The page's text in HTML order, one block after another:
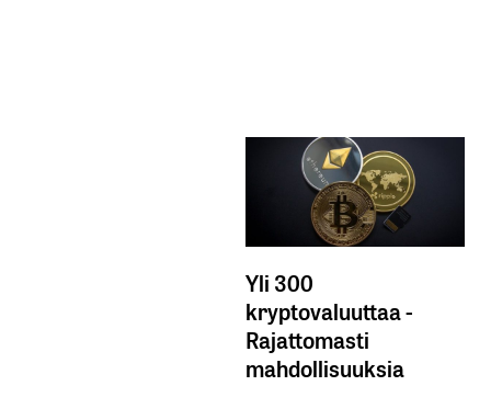
Yli 300
kryptovaluuttaa -
Rajattomasti
mahdollisuuksia